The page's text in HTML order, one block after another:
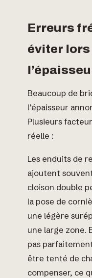
Erreurs
éviter lors
Beaucoup de
l’épaisseur
Plusieurs
réelle :
Les enduits de
ajoutent
cloison double
la pose de
une légère
une large zone.
pas
être tenté de
compenser, ce